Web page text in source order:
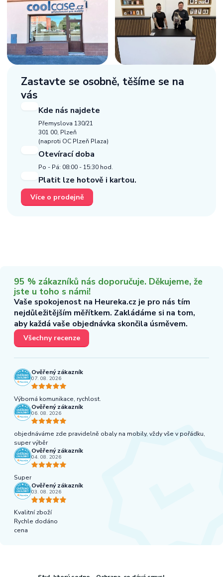
Zastavte se osobně, těšíme se na
vás
Kde nás najdete
Přemyslova 130/21
301 00, Plzeň
(naproti OC Plzeň Plaza)
Otevírací doba
Po - Pá: 08:00 - 15:30 hod.
Platit lze hotově i kartou.
Více o prodejně
95 % zákazníků nás doporučuje. Děkujeme, že
jste u toho s námi!
Vaše spokojenost na Heureka.cz je pro nás tím
nejdůležitějším měřítkem. Zakládáme si na tom,
aby každá vaše objednávka skončila úsměvem.
Všechny recenze
Ověřený zákazník
07. 08. 2026
Výborná komunikace, rychlost.
Ověřený zákazník
06. 08. 2026
objednáváme zde pravidelně obaly na mobily, vždy vše v pořádku,
super výběr
Ověřený zákazník
04. 08. 2026
Super
Ověřený zákazník
03. 08. 2026
Kvalitní zboží
Rychle dodáno
cena